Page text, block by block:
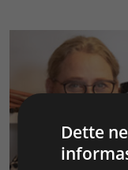
Dette